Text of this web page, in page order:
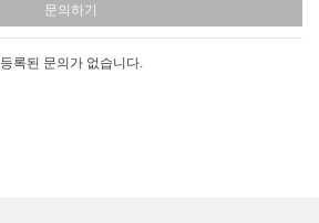
문의하기
등록된 문의가 없습니다.